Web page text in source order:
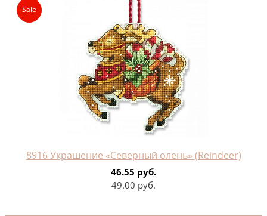
Sale
8916 Украшение «Северный олень» (Reindeer)
46.55 руб.
49.00 руб.